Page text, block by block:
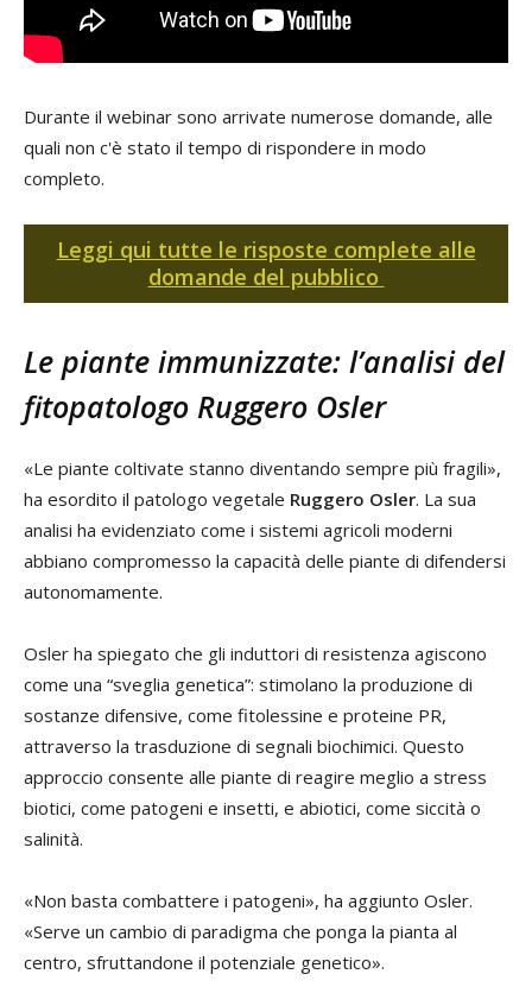
Durante il webinar sono arrivate numerose domande, alle
quali non c'è stato il tempo di rispondere in modo
completo.
Leggi qui tutte le risposte complete alle
domande del pubblico
Le piante immunizzate: l’analisi del
fitopatologo Ruggero Osler
«Le piante coltivate stanno diventando sempre più fragili»,
ha esordito il patologo vegetale Ruggero Osler. La sua
analisi ha evidenziato come i sistemi agricoli moderni
abbiano compromesso la capacità delle piante di difendersi
autonomamente.
Osler ha spiegato che gli induttori di resistenza agiscono
come una “sveglia genetica”: stimolano la produzione di
sostanze difensive, come fitolessine e proteine PR,
attraverso la trasduzione di segnali biochimici. Questo
approccio consente alle piante di reagire meglio a stress
biotici, come patogeni e insetti, e abiotici, come siccità o
salinità.
«Non basta combattere i patogeni», ha aggiunto Osler.
«Serve un cambio di paradigma che ponga la pianta al
centro, sfruttandone il potenziale genetico».